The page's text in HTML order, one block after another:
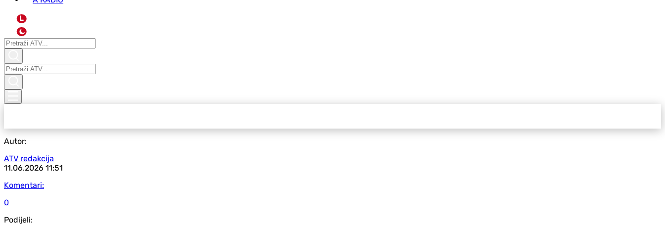
L
Autor:
ATV redakcija
11.06.2026 11:51
Komentari:
0
Podijeli: